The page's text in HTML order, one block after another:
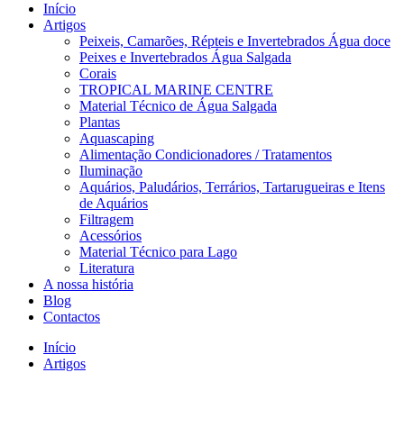
Início
Artigos
Peixeis, Camarões, Répteis e Invertebrados Água doce
Peixes e Invertebrados Água Salgada
Corais
TROPICAL MARINE CENTRE
Material Técnico de Água Salgada
Plantas
Aquascaping
Alimentação Condicionadores / Tratamentos
Iluminação
Aquários, Paludários, Terrários, Tartarugueiras e Itens
de Aquários
Filtragem
Acessórios
Material Técnico para Lago
Literatura
A nossa história
Blog
Contactos
Início
Artigos